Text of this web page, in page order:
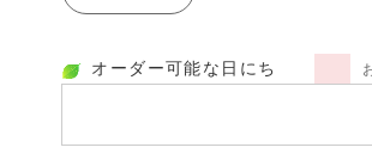
オーダー可能な日にち